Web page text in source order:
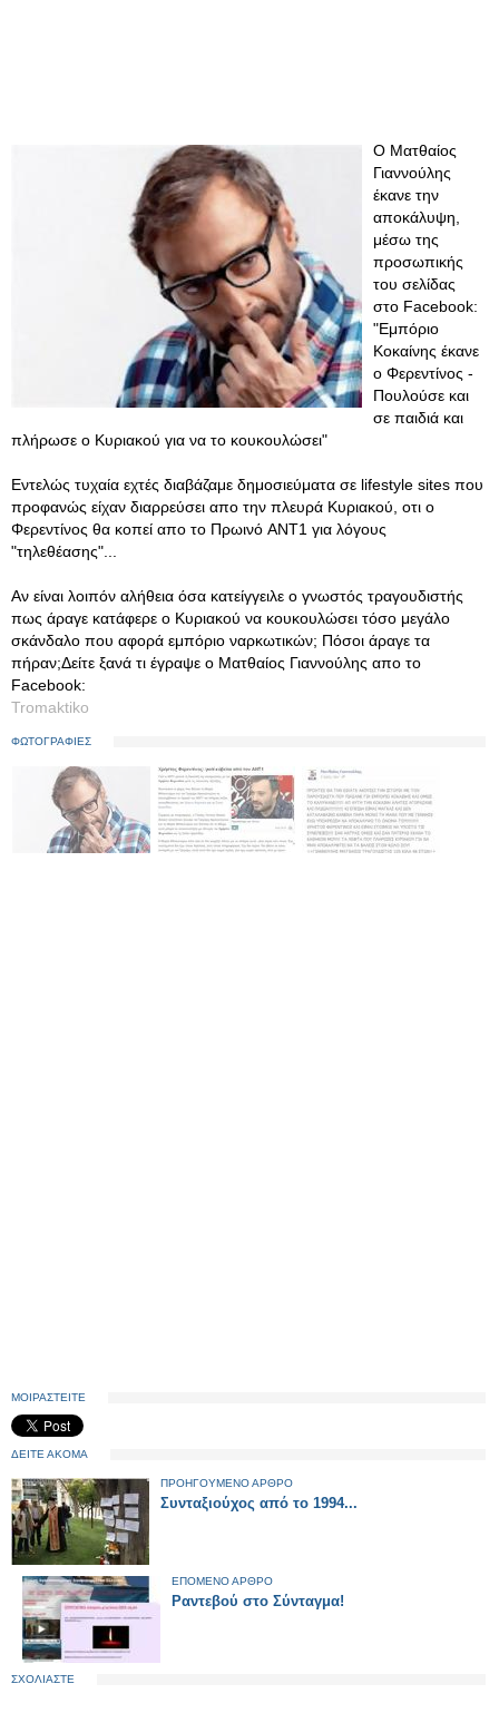
Ο Ματθαίος
Γιαννούλης
έκανε την
αποκάλυψη,
μέσω της
προσωπικής
του σελίδας
στο Facebook:
"Εμπόριο
Κοκαίνης έκανε
ο Φερεντίνος -
Πουλούσε και
σε παιδιά και
πλήρωσε ο Κυριακού για να το κουκουλώσει"
Εντελώς τυχαία εχτές διαβάζαμε δημοσιεύματα σε lifestyle sites που
προφανώς είχαν διαρρεύσει απο την πλευρά Κυριακού, οτι ο
Φερεντίνος θα κοπεί απο το Πρωινό ANT1 για λόγους
"τηλεθέασης"...
Αν είναι λοιπόν αλήθεια όσα κατείγγειλε ο γνωστός τραγουδιστής
πως άραγε κατάφερε ο Κυριακού να κουκουλώσει τόσο μεγάλο
σκάνδαλο που αφορά εμπόριο ναρκωτικών; Πόσοι άραγε τα
πήραν;Δείτε ξανά τι έγραψε ο Ματθαίος Γιαννούλης απο το
Facebook:
Tromaktiko
ΦΩΤΟΓΡΑΦΙΕΣ
ΜΟΙΡΑΣΤΕΙΤΕ
ΔΕΙΤΕ ΑΚΟΜΑ
ΠΡΟΗΓΟΥΜΕΝΟ ΑΡΘΡΟ
Συνταξιούχος από το 1994...
ΕΠΟΜΕΝΟ ΑΡΘΡΟ
Ραντεβού στο Σύνταγμα!
ΣΧΟΛΙΑΣΤΕ